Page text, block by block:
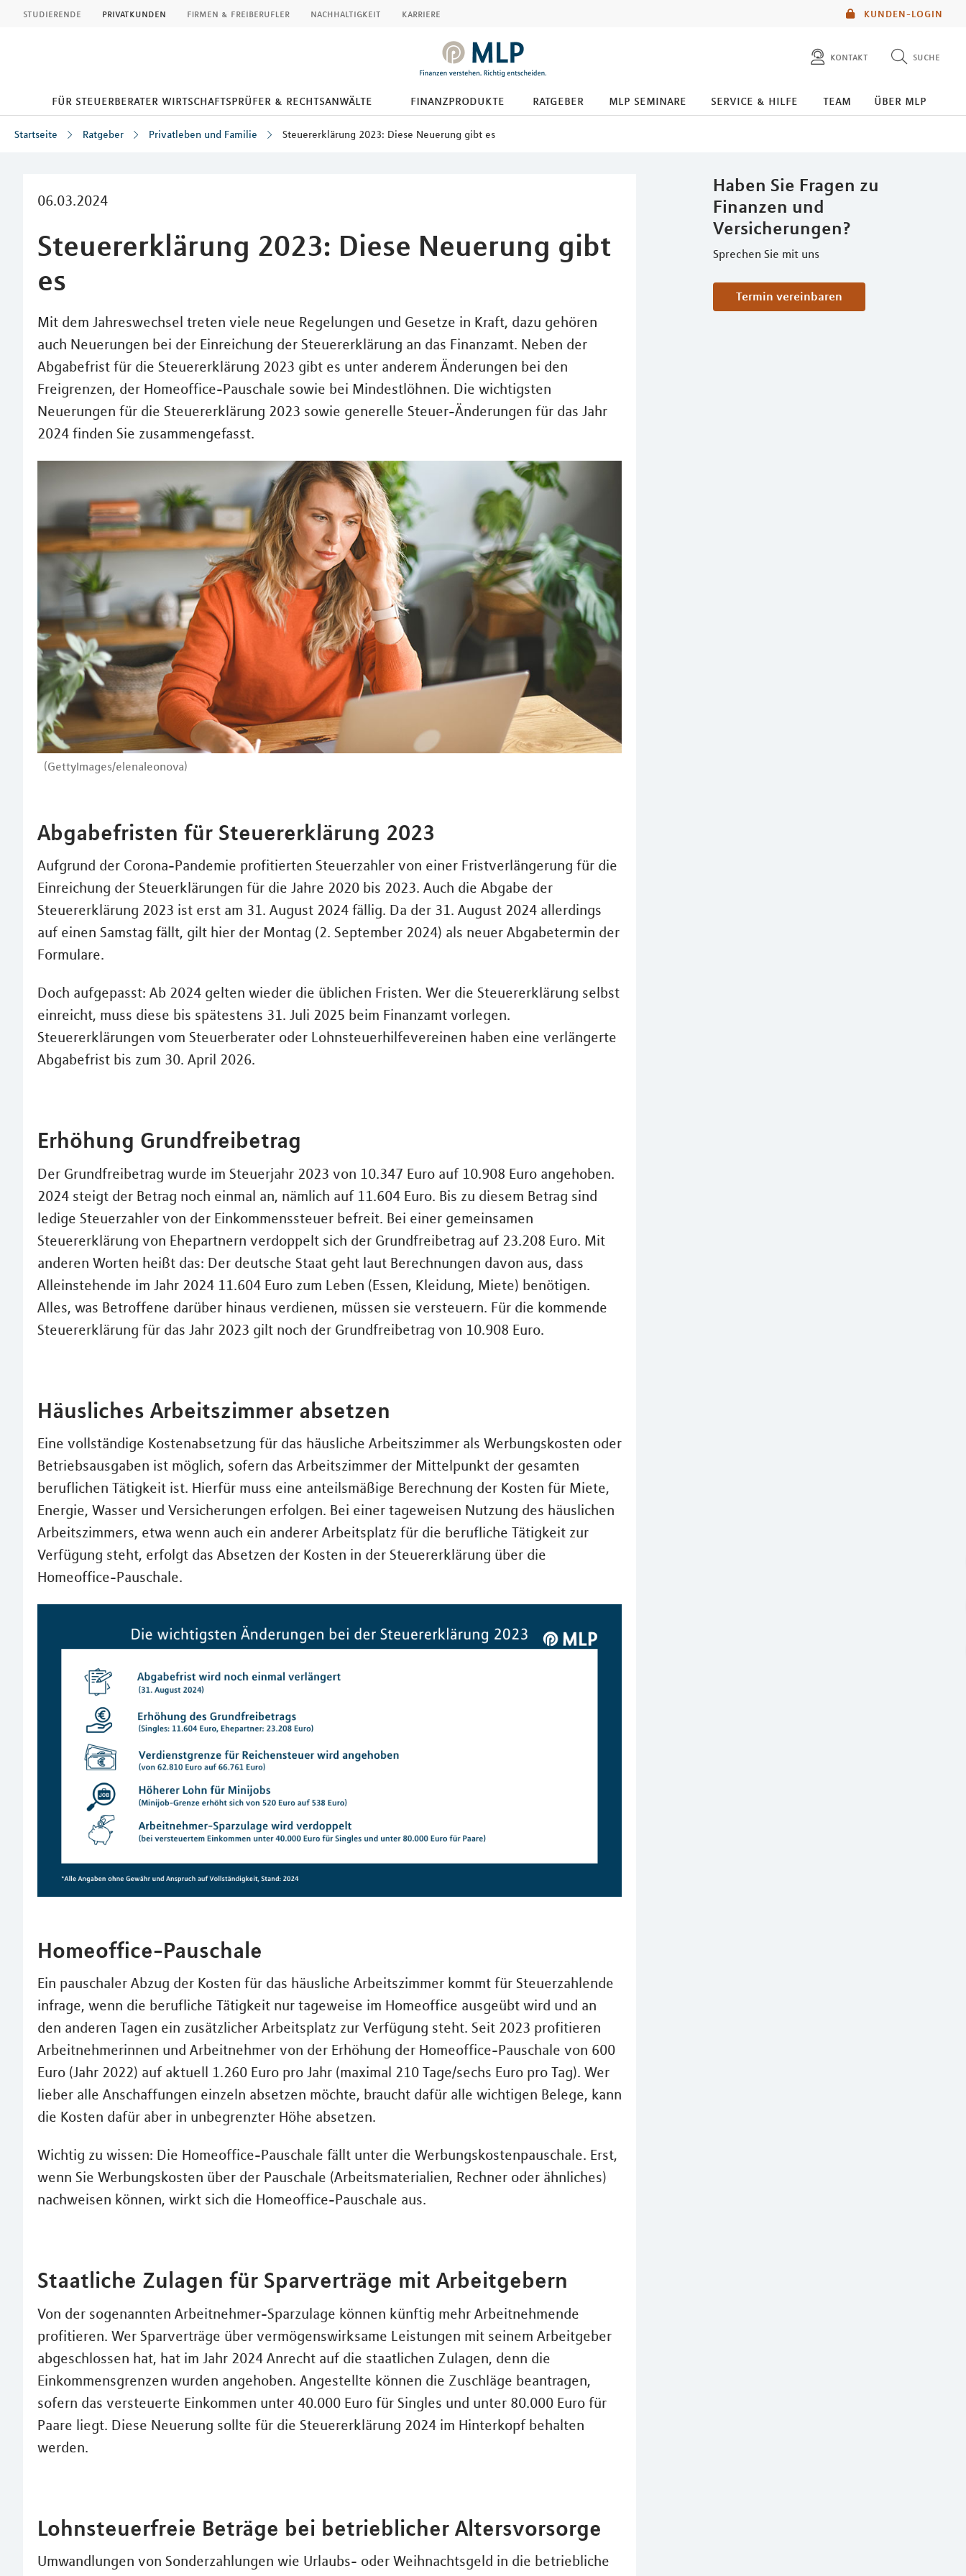
KUNDEN-LOGIN
studierende privatkunden firmen & freiberufler nachhaltigkeit karriere
kontakt suche
diese website durchsuchen
für steuerberater wirtschaftsprüfer & rechtsanwälte finanzprodukte ratgeber mlp seminare service & hilfe team über mlp
Startseite Ratgeber Privatleben und Familie Steuererklärung 2023: Diese Neuerung gibt es
06.03.2024
Steuererklärung 2023: Diese Neuerung gibt
es
Mit dem Jahreswechsel treten viele neue Regelungen und Gesetze in Kraft, dazu gehören
auch Neuerungen bei der Einreichung der Steuererklärung an das Finanzamt. Neben der
Abgabefrist für die Steuererklärung 2023 gibt es unter anderem Änderungen bei den
Freigrenzen, der Homeoffice-Pauschale sowie bei Mindestlöhnen. Die wichtigsten
Neuerungen für die Steuererklärung 2023 sowie generelle Steuer-Änderungen für das Jahr
2024 finden Sie zusammengefasst.
(GettyImages/elenaleonova)
Haben Sie Fragen zu
Finanzen und
Versicherungen?
Sprechen Sie mit uns
Termin vereinbaren
Abgabefristen für Steuererklärung 2023
Aufgrund der Corona-Pandemie profitierten Steuerzahler von einer Fristverlängerung für die
Einreichung der Steuerklärungen für die Jahre 2020 bis 2023. Auch die Abgabe der
Steuererklärung 2023 ist erst am 31. August 2024 fällig. Da der 31. August 2024 allerdings
auf einen Samstag fällt, gilt hier der Montag (2. September 2024) als neuer Abgabetermin der
Formulare.
Doch aufgepasst: Ab 2024 gelten wieder die üblichen Fristen. Wer die Steuererklärung selbst
einreicht, muss diese bis spätestens 31. Juli 2025 beim Finanzamt vorlegen.
Steuererklärungen vom Steuerberater oder Lohnsteuerhilfevereinen haben eine verlängerte
Abgabefrist bis zum 30. April 2026.
Erhöhung Grundfreibetrag
Der Grundfreibetrag wurde im Steuerjahr 2023 von 10.347 Euro auf 10.908 Euro angehoben.
2024 steigt der Betrag noch einmal an, nämlich auf 11.604 Euro. Bis zu diesem Betrag sind
ledige Steuerzahler von der Einkommenssteuer befreit. Bei einer gemeinsamen
Steuererklärung von Ehepartnern verdoppelt sich der Grundfreibetrag auf 23.208 Euro. Mit
anderen Worten heißt das: Der deutsche Staat geht laut Berechnungen davon aus, dass
Alleinstehende im Jahr 2024 11.604 Euro zum Leben (Essen, Kleidung, Miete) benötigen.
Alles, was Betroffene darüber hinaus verdienen, müssen sie versteuern. Für die kommende
Steuererklärung für das Jahr 2023 gilt noch der Grundfreibetrag von 10.908 Euro.
Häusliches Arbeitszimmer absetzen
Eine vollständige Kostenabsetzung für das häusliche Arbeitszimmer als Werbungskosten oder
Betriebsausgaben ist möglich, sofern das Arbeitszimmer der Mittelpunkt der gesamten
beruflichen Tätigkeit ist. Hierfür muss eine anteilsmäßige Berechnung der Kosten für Miete,
Energie, Wasser und Versicherungen erfolgen. Bei einer tageweisen Nutzung des häuslichen
Arbeitszimmers, etwa wenn auch ein anderer Arbeitsplatz für die berufliche Tätigkeit zur
Verfügung steht, erfolgt das Absetzen der Kosten in der Steuererklärung über die
Homeoffice-Pauschale.
Homeoffice-Pauschale
Ein pauschaler Abzug der Kosten für das häusliche Arbeitszimmer kommt für Steuerzahlende
infrage, wenn die berufliche Tätigkeit nur tageweise im Homeoffice ausgeübt wird und an
den anderen Tagen ein zusätzlicher Arbeitsplatz zur Verfügung steht. Seit 2023 profitieren
Arbeitnehmerinnen und Arbeitnehmer von der Erhöhung der Homeoffice-Pauschale von 600
Euro (Jahr 2022) auf aktuell 1.260 Euro pro Jahr (maximal 210 Tage/sechs Euro pro Tag). Wer
lieber alle Anschaffungen einzeln absetzen möchte, braucht dafür alle wichtigen Belege, kann
die Kosten dafür aber in unbegrenzter Höhe absetzen.
Wichtig zu wissen: Die Homeoffice-Pauschale fällt unter die Werbungskostenpauschale. Erst,
wenn Sie Werbungskosten über der Pauschale (Arbeitsmaterialien, Rechner oder ähnliches)
nachweisen können, wirkt sich die Homeoffice-Pauschale aus.
Staatliche Zulagen für Sparverträge mit Arbeitgebern
Von der sogenannten Arbeitnehmer-Sparzulage können künftig mehr Arbeitnehmende
profitieren. Wer Sparverträge über vermögenswirksame Leistungen mit seinem Arbeitgeber
abgeschlossen hat, hat im Jahr 2024 Anrecht auf die staatlichen Zulagen, denn die
Einkommensgrenzen wurden angehoben. Angestellte können die Zuschläge beantragen,
sofern das versteuerte Einkommen unter 40.000 Euro für Singles und unter 80.000 Euro für
Paare liegt. Diese Neuerung sollte für die Steuererklärung 2024 im Hinterkopf behalten
werden.
Lohnsteuerfreie Beträge bei betrieblicher Altersvorsorge
Umwandlungen von Sonderzahlungen wie Urlaubs- oder Weihnachtsgeld in die betriebliche